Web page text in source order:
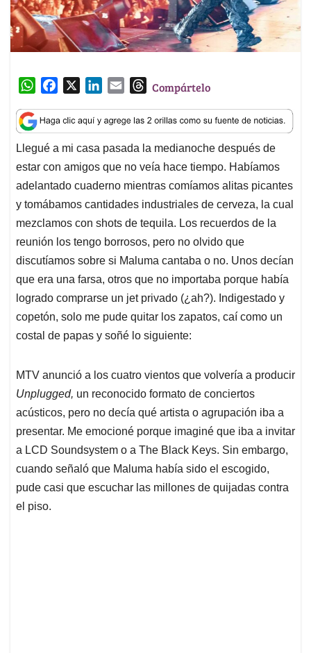
W
a
t
s
A
p
p
c
e
b
o
o
k
n
k
e
d
I
n
a
i
l
T
r
e
a
d
s
Compártelo
Llegué a mi casa pasada la medianoche después de
estar con amigos que no veía hace tiempo. Habíamos
adelantado cuaderno mientras comíamos alitas picantes
y tomábamos cantidades industriales de cerveza, la cual
mezclamos con shots de tequila. Los recuerdos de la
reunión los tengo borrosos, pero no olvido que
discutíamos sobre si Maluma cantaba o no. Unos decían
que era una farsa, otros que no importaba porque había
logrado comprarse un jet privado (¿ah?). Indigestado y
copetón, solo me pude quitar los zapatos, caí como un
costal de papas y soñé lo siguiente:
MTV anunció a los cuatro vientos que volvería a producir
Unplugged, un reconocido formato de conciertos
acústicos, pero no decía qué artista o agrupación iba a
presentar. Me emocioné porque imaginé que iba a invitar
a LCD Soundsystem o a The Black Keys. Sin embargo,
cuando señaló que Maluma había sido el escogido,
pude casi que escuchar las millones de quijadas contra
el piso.